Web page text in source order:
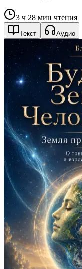
3 ч 28 мин чтения
Текст Аудио